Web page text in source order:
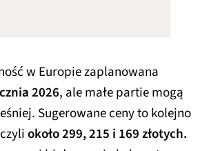
w Europie zaplanowana
2026, ale małe partie mogą
Sugerowane ceny to kolejno
około 299, 215 i 169 złotych.